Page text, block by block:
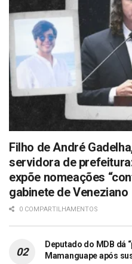
Filho de André
servidora de
expõe nomeações
gabinete de Veneziano
0 COMPARTILHAMENTOS
Deputado do MDB dá
Mamanguape após